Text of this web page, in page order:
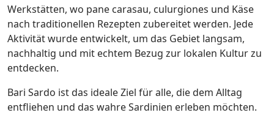
Werkstätten, wo pane carasau, culurgiones und Käse
nach traditionellen Rezepten zubereitet werden. Jede
Aktivität wurde entwickelt, um das Gebiet langsam,
nachhaltig und mit echtem Bezug zur lokalen Kultur zu
entdecken.
Bari Sardo ist das ideale Ziel für alle, die dem Alltag
entfliehen und das wahre Sardinien erleben möchten.